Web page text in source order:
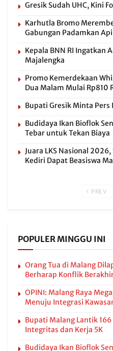
Gresik Sudah UHC, Kini
Karhutla Bromo
Gabungan Padamkan Api
Kepala BNN RI Ingatkan
Majalengka
Promo Kemerdekaan
Dua Malam Mulai Rp810
Bupati Gresik Minta Pers
Budidaya Ikan Bioflok
Tebar untuk Tekan Biaya
Juara LKS Nasional
Kediri Dapat Beasiswa
PREV
POPULER MINGGU INI
Orang Tua di Malang
Berharap Konflik
OPINI: Malang Raya
Menuju Integrasi
Bupati Malang Lantik
Integritas dan Kerja 5K
Budidaya Ikan Bioflok